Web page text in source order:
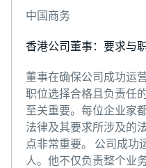
中国商务
香港公司董事：要求与
董事在确保公司成功运
职位选择合格且负责任
至关重要。每位企业家
法律及其要求所涉及的
点非常重要。 公司成功
人。他不仅负责整个业